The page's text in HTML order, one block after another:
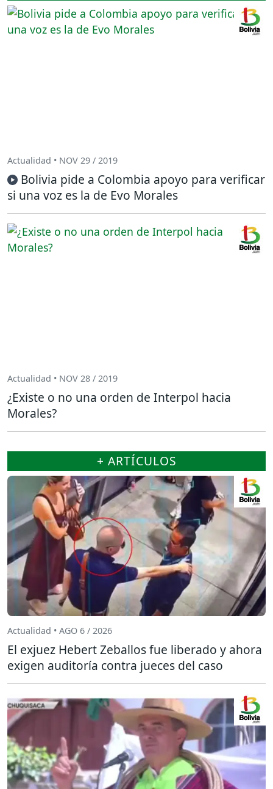
Actualidad • NOV 29 / 2019
Bolivia pide a Colombia apoyo para verificar
si una voz es la de Evo Morales
Actualidad • NOV 28 / 2019
¿Existe o no una orden de Interpol hacia
Morales?
+ ARTÍCULOS
Actualidad • AGO 6 / 2026
El exjuez Hebert Zeballos fue liberado y ahora
exigen auditoría contra jueces del caso